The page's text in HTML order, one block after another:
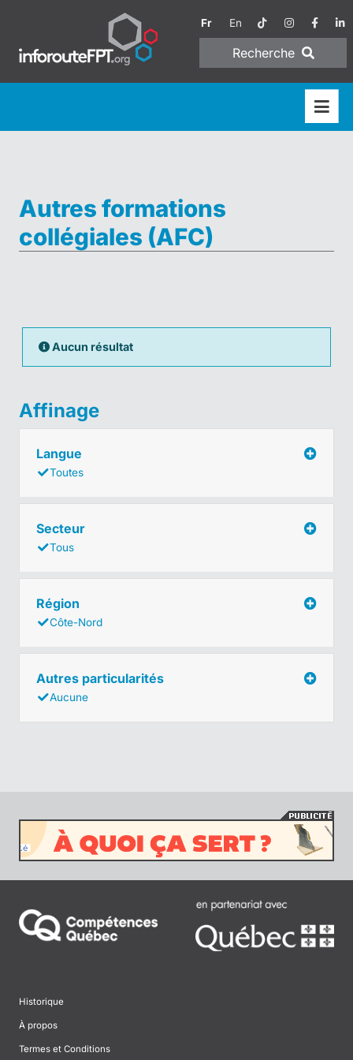
Fr En
Recherche
Autres formations
collégiales (AFC)
Aucun résultat
Affinage
Langue
Toutes
Secteur
Tous
Région
Côte-Nord
Autres particularités
Aucune
Historique
À propos
Termes et Conditions